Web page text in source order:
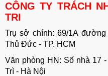
CÔNG TY TRÁCH
TRI
Trụ sở chính: 69/1A
Thủ Đức - TP. HCM
Văn phòng HN: Số nhà 17
Trì - Hà Nội